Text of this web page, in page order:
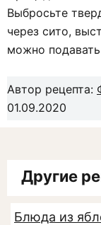
Выбросьте
через сито,
можно
Автор рецепта:
01.09.2020
Другие
Блюда из